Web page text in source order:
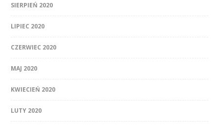
SIERPIEŃ 2020
LIPIEC 2020
CZERWIEC 2020
MAJ 2020
KWIECIEŃ 2020
LUTY 2020